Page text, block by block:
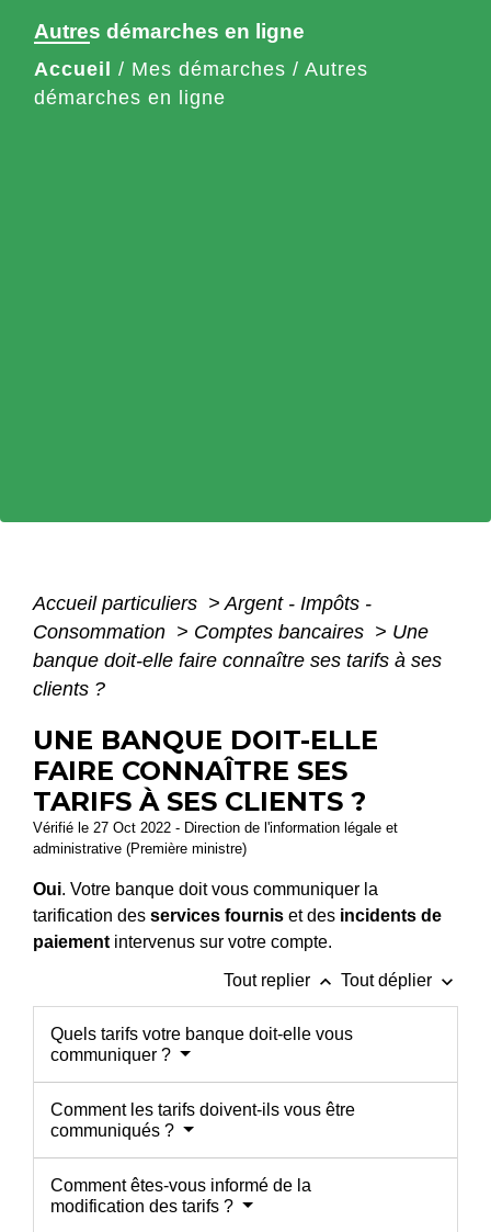
Autres démarches en ligne
Accueil / Mes démarches / Autres
démarches en ligne
Accueil particuliers > Argent - Impôts -
Consommation > Comptes bancaires > Une
banque doit-elle faire connaître ses tarifs à ses
clients ?
UNE BANQUE DOIT-ELLE
FAIRE CONNAÎTRE SES
TARIFS À SES CLIENTS ?
Vérifié le 27 Oct 2022 - Direction de l'information légale et
administrative (Première ministre)
Oui. Votre banque doit vous communiquer la
tarification des services fournis et des incidents de
paiement intervenus sur votre compte.
Tout replier keyboard_arrow_up Tout déplier keyboard_arrow_down
Quels tarifs votre banque doit-elle vous
communiquer ?
Comment les tarifs doivent-ils vous être
communiqués ?
Comment êtes-vous informé de la
modification des tarifs ?